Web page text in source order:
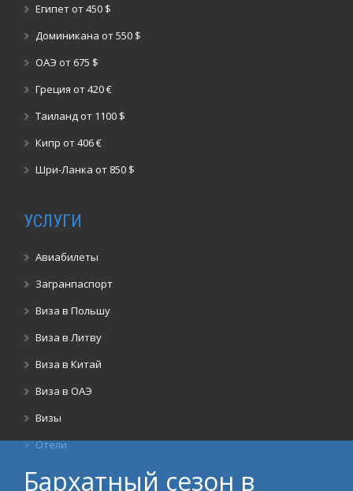
Бархатный сезон в
Египет от 450 $
Доминикана от 550 $
ОАЭ от 675 $
Греция от 420 €
Таиланд от 1100 $
Кипр от 406 €
Шри-Ланка от 850 $
УСЛУГИ
Авиабилеты
Загранпаспорт
Виза в Польшу
Виза в Литву
Виза в Китай
Виза в ОАЭ
Визы
Отели